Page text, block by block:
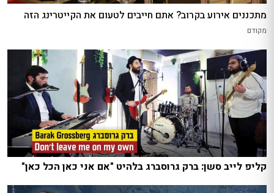
מתכננים אירוע בקרוב? אתם חייבים לטעום את הקייטרינג הזה
מקודם
קליפ לייב סשן: ברק גרוסברג בלהיט "אם אני כאן הכל כאן"